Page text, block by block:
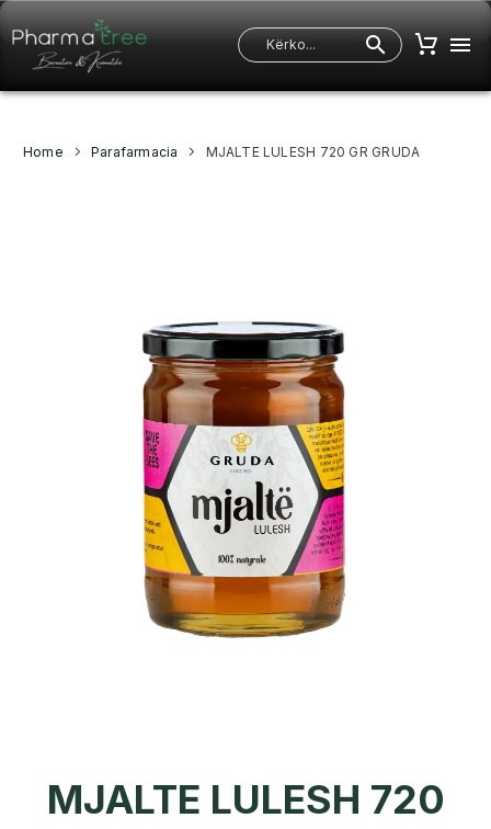
Home Parafarmacia MJALTE LULESH 720 GR GRUDA
MJALTE LULESH 720